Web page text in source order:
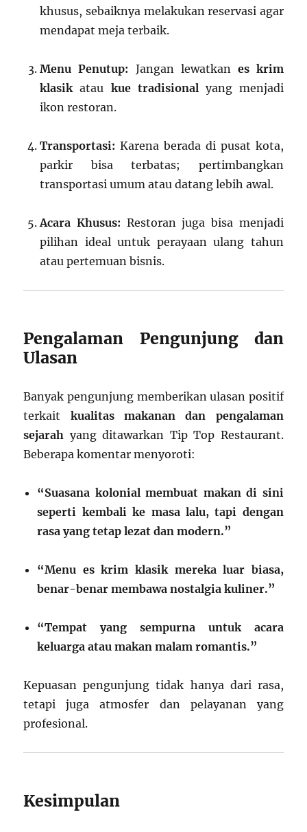
khusus, sebaiknya melakukan reservasi agar
mendapat meja terbaik.
Menu Penutup: Jangan lewatkan es krim
klasikatau kue tradisionalyang menjadi
ikon restoran.
Transportasi: Karena berada di pusat kota,
parkir bisa terbatas; pertimbangkan
transportasi umum atau datang lebih awal.
Acara Khusus: Restoran juga bisa menjadi
pilihan ideal untuk perayaan ulang tahun
atau pertemuan bisnis.
Pengalaman Pengunjung dan
Ulasan
Banyak pengunjung memberikan ulasan positif
terkait kualitas makanan dan pengalaman
sejarah yang ditawarkan Tip Top Restaurant.
Beberapa komentar menyoroti:
“Suasana kolonial membuat makan di sini
seperti kembali ke masa lalu, tapi dengan
rasa yang tetap lezat dan modern.”
“Menu es krim klasik mereka luar biasa,
benar-benar membawa nostalgia kuliner.”
“Tempat yang sempurna untuk acara
keluarga atau makan malam romantis.”
Kepuasan pengunjung tidak hanya dari rasa,
tetapi juga atmosfer dan pelayanan yang
profesional.
Kesimpulan